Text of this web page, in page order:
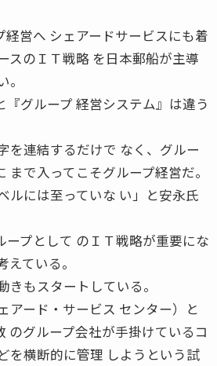
営へ シェアードサービスにも着
スのＩＴ戦略 を日本郵船が主導
『グループ 経営システム』は違う
を連結するだけで なく、グルー
まで入ってこそグループ経営だ。
ルには至っていな い」と安永氏
ープとして のＩＴ戦略が重要にな
ている。
きもスタートしている。
アード・サービス センター）と
のグループ会社が手掛けているコ
を横断的に管理 しようという試